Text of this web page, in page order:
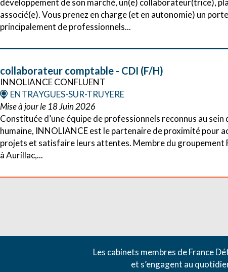
développement de son marché, un(e) collaborateur(trice),
associé(e). Vous prenez en charge (et en autonomie) un
principalement de professionnels...
collaborateur comptable - CDI (F/H)
INNOLIANCE CONFLUENT
ENTRAYGUES-SUR-TRUYERE
Mise à jour le 18 Juin 2026
Constituée d’une équipe de professionnels reconnus au
humaine, INNOLIANCE est le partenaire de proximité pour
projets et satisfaire leurs attentes. Membre du groupement
à Aurillac,...
Les cabinets membres de France
et s’engagent au